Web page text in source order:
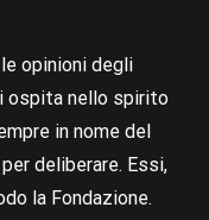
opinioni degli
ospita nello spirito
in nome del
deliberare. Essi,
la Fondazione.